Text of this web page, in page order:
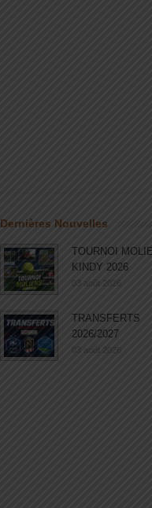
Dernières Nouvelles
TOURNOI
KINDY 2026
03 août 2026
TRANSFERTS
2026/2027
03 août 2026